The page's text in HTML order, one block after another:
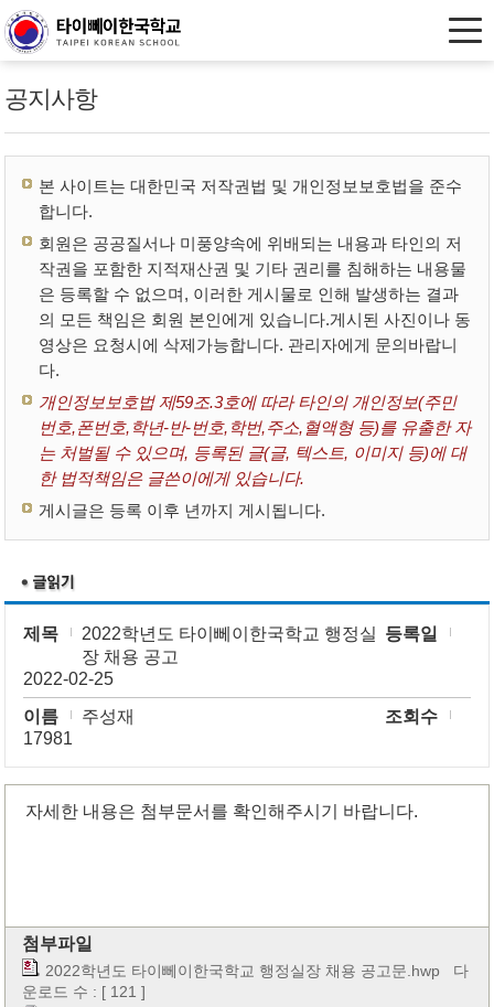
공지사항
본 사이트는 대한민국 저작권법 및 개인정보보호법을 준수
합니다.
회원은 공공질서나 미풍양속에 위배되는 내용과 타인의 저
작권을 포함한 지적재산권 및 기타 권리를 침해하는 내용물
은 등록할 수 없으며, 이러한 게시물로 인해 발생하는 결과
의 모든 책임은 회원 본인에게 있습니다.게시된 사진이나 동
영상은 요청시에 삭제가능합니다. 관리자에게 문의바랍니
다.
개인정보보호법 제59조.3호에 따라 타인의 개인정보(주민
번호,폰번호,학년-반-번호,학번,주소,혈액형 등)를 유출한 자
는 처벌될 수 있으며, 등록된 글(글, 텍스트, 이미지 등)에 대
한 법적책임은 글쓴이에게 있습니다.
게시글은 등록 이후 년까지 게시됩니다.
제목
2022학년도 타이뻬이한국학교 행정실
장 채용 공고
등록일
2022-02-25
이름
주성재
조회수
17981
자세한 내용은 첨부문서를 확인해주시기 바랍니다.
첨부파일
2022학년도 타이뻬이한국학교 행정실장 채용 공고문.hwp 다
운로드 수 : [ 121 ]